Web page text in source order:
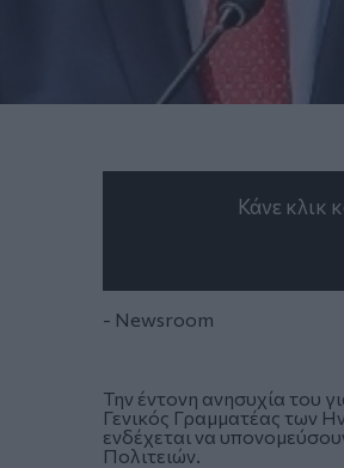
Κάνε κλικ
- Newsroom
Την έντονη ανησυχία του
Γενικός Γραμματέας των
ενδέχεται να
Πολιτειών.